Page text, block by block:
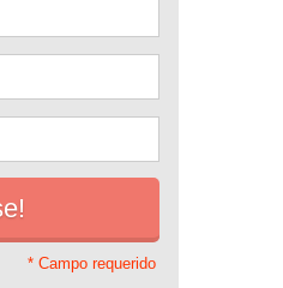
* Campo requerido